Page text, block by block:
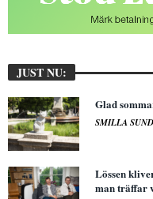
JUST NU:
Glad
SMILLA
Lössen
man träffar